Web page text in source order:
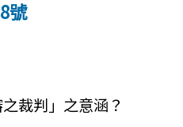
號
裁判」之意涵？